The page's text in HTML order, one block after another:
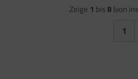
Zeige 1 bis 8 (von
1